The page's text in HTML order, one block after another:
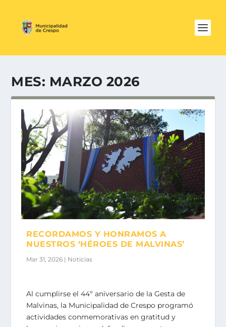
MES: MARZO 2026
RECORDAMOS Y HONRAMOS A
NUESTROS ‘HÉROES DE MALVINAS’
Mar 31, 2026 | Noticias
Al cumplirse el 44º aniversario de la Gesta de
Malvinas, la Municipalidad de Crespo programó
actividades conmemorativas en gratitud y